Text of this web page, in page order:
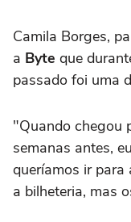
Camila Borges,
a Byte que
passado foi uma
"Quando chegou
semanas antes,
queríamos ir para
a bilheteria, mas